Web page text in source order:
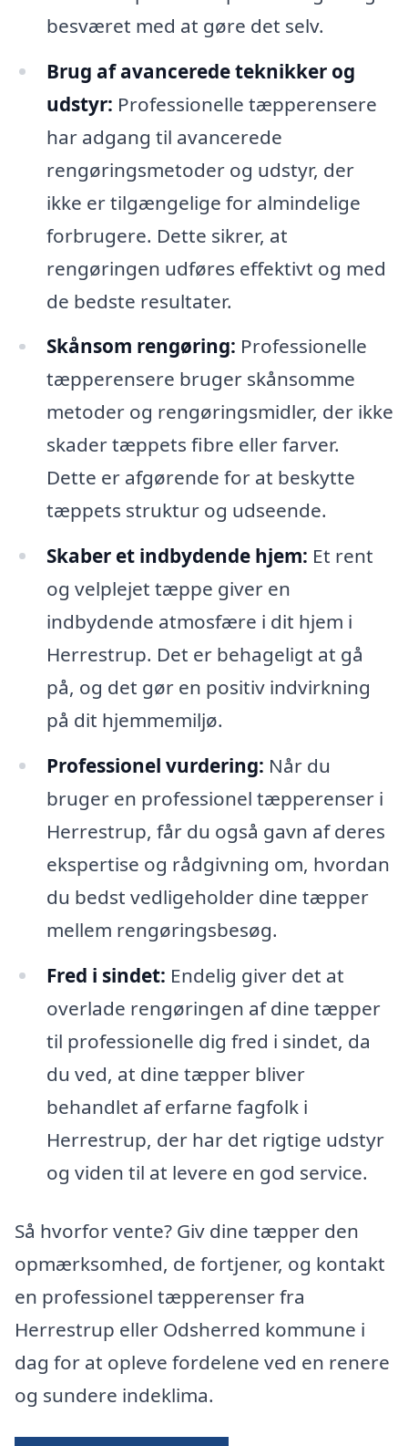
besværet med at gøre det selv.
Brug af avancerede teknikker og
udstyr: Professionelle tæpperensere
har adgang til avancerede
rengøringsmetoder og udstyr, der
ikke er tilgængelige for almindelige
forbrugere. Dette sikrer, at
rengøringen udføres effektivt og med
de bedste resultater.
Skånsom rengøring: Professionelle
tæpperensere bruger skånsomme
metoder og rengøringsmidler, der ikke
skader tæppets fibre eller farver.
Dette er afgørende for at beskytte
tæppets struktur og udseende.
Skaber et indbydende hjem: Et rent
og velplejet tæppe giver en
indbydende atmosfære i dit hjem i
Herrestrup. Det er behageligt at gå
på, og det gør en positiv indvirkning
på dit hjemmemiljø.
Professionel vurdering: Når du
bruger en professionel tæpperenser i
Herrestrup, får du også gavn af deres
ekspertise og rådgivning om, hvordan
du bedst vedligeholder dine tæpper
mellem rengøringsbesøg.
Fred i sindet: Endelig giver det at
overlade rengøringen af dine tæpper
til professionelle dig fred i sindet, da
du ved, at dine tæpper bliver
behandlet af erfarne fagfolk i
Herrestrup, der har det rigtige udstyr
og viden til at levere en god service.
Så hvorfor vente? Giv dine tæpper den
opmærksomhed, de fortjener, og kontakt
en professionel tæpperenser fra
Herrestrup eller Odsherred kommune i
dag for at opleve fordelene ved en renere
og sundere indeklima.